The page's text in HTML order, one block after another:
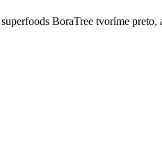
BoraTree tvoríme